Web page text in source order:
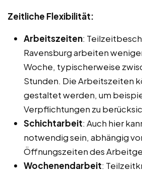
Zeitliche Flexibilität:
Arbeitszeiten:
Ravensburg arbeiten
Woche, typischerweise
Stunden. Die Arbeitszeiten
gestaltet werden, um
Verpflichtungen zu
Schichtarbeit: Auch hier
notwendig sein, abhängig
Öffnungszeiten des
Wochenendarbeit: